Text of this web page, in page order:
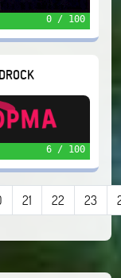
0 / 100
6 / 100
21 22 23